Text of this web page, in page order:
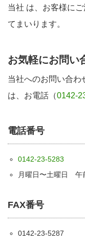
当社 は、お客様に
てまいります。
お気軽にお問い
当社へのお問い合わ
は、お電話（0142-
電話番号
0142-23-5283
月曜日〜土曜日 午
FAX番号
0142-23-5287